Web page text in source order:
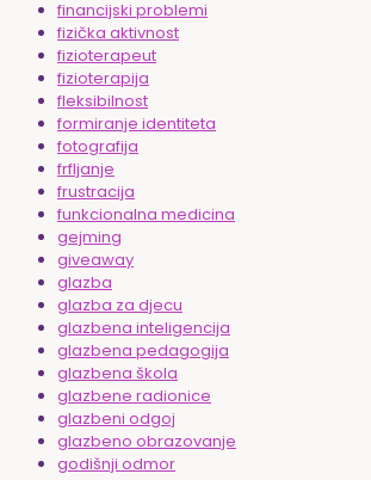
financijski problemi
fizička aktivnost
fizioterapeut
fizioterapija
fleksibilnost
formiranje identiteta
fotografija
frfljanje
frustracija
funkcionalna medicina
gejming
giveaway
glazba
glazba za djecu
glazbena inteligencija
glazbena pedagogija
glazbena škola
glazbene radionice
glazbeni odgoj
glazbeno obrazovanje
godišnji odmor